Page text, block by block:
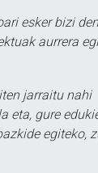
esker bizi
aurrera
jarraitu nahi
eta, gure
egiteko,